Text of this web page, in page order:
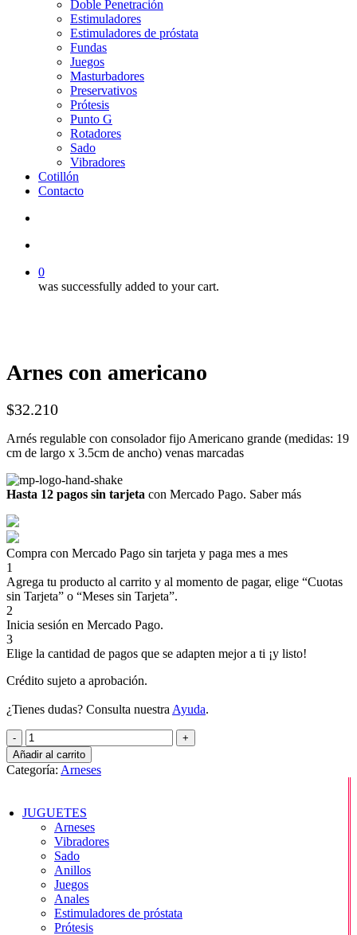
Doble Penetración
Estimuladores
Estimuladores de próstata
Fundas
Juegos
Masturbadores
Preservativos
Prótesis
Punto G
Rotadores
Sado
Vibradores
Cotillón
Contacto
0
was successfully added to your cart.
Arnes con americano
$32.210
Arnés regulable con consolador fijo Americano grande (medidas: 19
cm de largo x 3.5cm de ancho) venas marcadas
Hasta 12 pagos sin tarjeta con Mercado Pago. Saber más
Compra con Mercado Pago sin tarjeta y paga mes a mes
1
Agrega tu producto al carrito y al momento de pagar, elige “Cuotas
sin Tarjeta” o “Meses sin Tarjeta”.
2
Inicia sesión en Mercado Pago.
3
Elige la cantidad de pagos que se adapten mejor a ti ¡y listo!
Crédito sujeto a aprobación.
¿Tienes dudas? Consulta nuestra Ayuda.
Arnes
con
americano
cantidad
Añadir al carrito
Categoría: Arneses
JUGUETES
Arneses
Vibradores
Sado
Anillos
Juegos
Anales
Estimuladores de próstata
Prótesis